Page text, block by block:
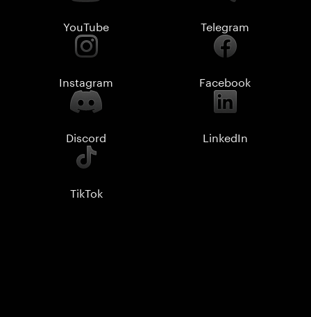
YouTube Telegram
Instagram Facebook
Discord LinkedIn
TikTok